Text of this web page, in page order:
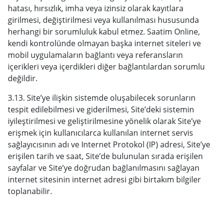
hatası, hırsızlık, imha veya izinsiz olarak kayıtlara
girilmesi, değiştirilmesi veya kullanılması hususunda
herhangi bir sorumluluk kabul etmez. Saatim Online,
kendi kontrolünde olmayan başka internet siteleri ve
mobil uygulamaların bağlantı veya referansların
içerikleri veya içerdikleri diğer bağlantılardan sorumlu
değildir.
3.13. Site’ye ilişkin sistemde oluşabilecek sorunların
tespit edilebilmesi ve giderilmesi, Site’deki sistemin
iyileştirilmesi ve geliştirilmesine yönelik olarak Site’ye
erişmek için kullanıcılarca kullanılan internet servis
sağlayıcısının adı ve Internet Protokol (IP) adresi, Site’ye
erişilen tarih ve saat, Site’de bulunulan sırada erişilen
sayfalar ve Site’ye doğrudan bağlanılmasını sağlayan
internet sitesinin internet adresi gibi birtakım bilgiler
toplanabilir.